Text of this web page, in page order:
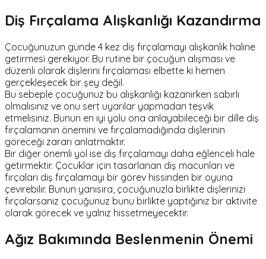
Diş Fırçalama Alışkanlığı Kazandırma
Çocuğunuzun günde 4 kez diş fırçalamayı alışkanlık haline
getirmesi gerekiyor. Bu rutine bir çocuğun alışması ve
düzenli olarak dişlerini fırçalaması elbette ki hemen
gerçekleşecek bir şey değil.
Bu sebeple çocuğunuz bu alışkanlığı kazanırken sabırlı
olmalısınız ve onu sert uyarılar yapmadan teşvik
etmelisiniz. Bunun en iyi yolu ona anlayabileceği bir dille diş
fırçalamanın önemini ve fırçalamadığında dişlerinin
göreceği zararı anlatmaktır.
Bir diğer önemli yol ise diş fırçalamayı daha eğlenceli hale
getirmektir. Çocuklar için tasarlanan diş macunları ve
fırçaları diş fırçalamayı bir görev hissinden bir oyuna
çevirebilir. Bunun yanısıra, çocuğunuzla birlikte dişlerinizi
fırçalarsanız çocuğunuz bunu birlikte yaptığınız bir aktivite
olarak görecek ve yalnız hissetmeyecektir.
Ağız Bakımında Beslenmenin Önemi